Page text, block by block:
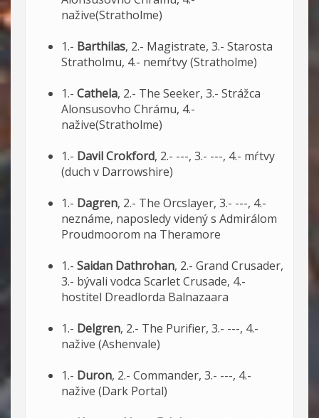
nažive(Stratholme)
1.- Barthilas, 2.- Magistrate, 3.- Starosta
Stratholmu, 4.- nemŕtvy (Stratholme)
1.- Cathela, 2.- The Seeker, 3.- Strážca
Alonsusovho Chrámu, 4.-
nažive(Stratholme)
1.- Davil Crokford, 2.- ---, 3.- ---, 4.- mŕtvy
(duch v Darrowshire)
1.- Dagren, 2.- The Orcslayer, 3.- ---, 4.-
neznáme, naposledy videný s Admirálom
Proudmoorom na Theramore
1.- Saidan Dathrohan, 2.- Grand Crusader,
3.- bývali vodca Scarlet Crusade, 4.-
hostitel Dreadlorda Balnazaara
1.- Delgren, 2.- The Purifier, 3.- ---, 4.-
nažive (Ashenvale)
1.- Duron, 2.- Commander, 3.- ---, 4.-
nažive (Dark Portal)